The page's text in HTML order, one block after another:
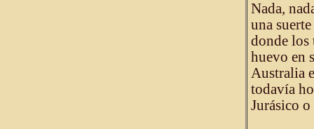
Nada,
una
donde los
huevo en
Australia
todavía
Jurásico